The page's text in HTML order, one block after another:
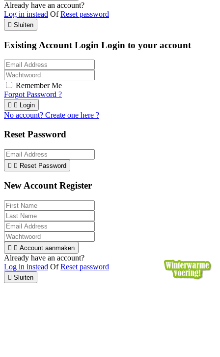
Already have an account?
Log in instead OfReset password
 Sluiten
Existing Account Login Login to your account
Remember Me
Forgot Password ?
  Login
No account? Create one here ?
Reset Password
  Reset Password
New Account Register
  Account aanmaken
Already have an account?
Log in instead OfReset password
 Sluiten